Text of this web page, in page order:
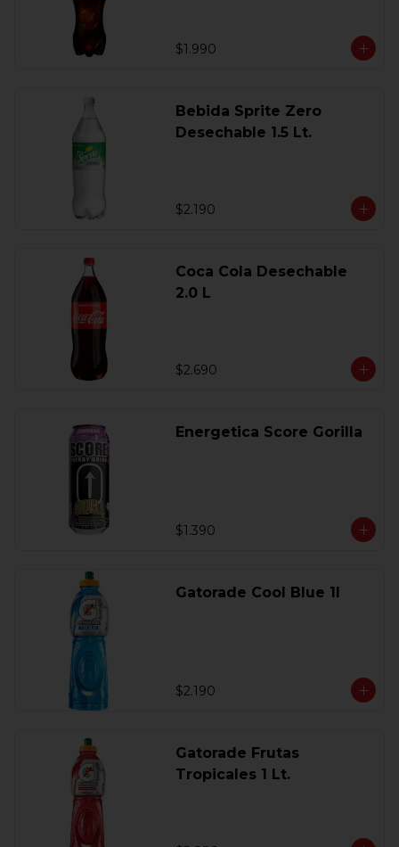
$1.990
Bebida Sprite Zero
Desechable 1.5 Lt.
$2.190
Coca Cola Desechable
2.0 L
$2.690
Energetica Score Gorilla
$1.390
Gatorade Cool Blue 1l
$2.190
Gatorade Frutas
Tropicales 1 Lt.